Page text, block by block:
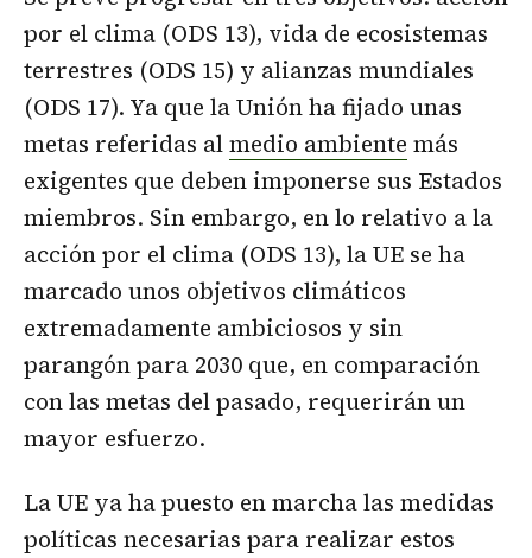
por el clima (ODS 13), vida de ecosistemas
terrestres (ODS 15) y alianzas mundiales
(ODS 17). Ya que la Unión ha fijado unas
metas referidas almedio ambiente más
exigentes que deben imponerse sus Estados
miembros. Sin embargo, en lo relativo a la
acción por el clima (ODS 13), la UE se ha
marcado unos objetivos climáticos
extremadamente ambiciosos y sin
parangón para 2030 que, en comparación
con las metas del pasado, requerirán un
mayor esfuerzo.
La UE ya ha puesto en marcha las medidas
políticas necesarias para realizar estos